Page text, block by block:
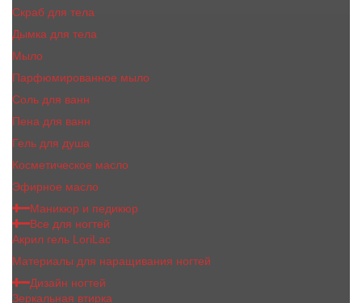
Скраб для тела
Дымка для тела
Мыло
Парфюмированное мыло
Соль для ванн
Пена для ванн
Гель для душа
Косметическое масло
Эфирное масло
Маникюр и педикюр
Все для ногтей
Акрил гель LoriLac
Материалы для наращивания ногтей
Дизайн ногтей
Зеркальная втирка